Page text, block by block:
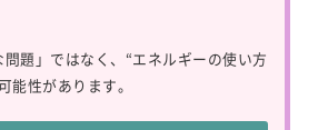
題」ではなく、“エネルギーの使い方
能性があります。